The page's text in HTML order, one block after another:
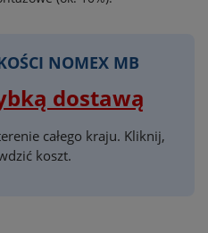
NOMEX MB
dostawą
całego kraju. Kliknij,
koszt.